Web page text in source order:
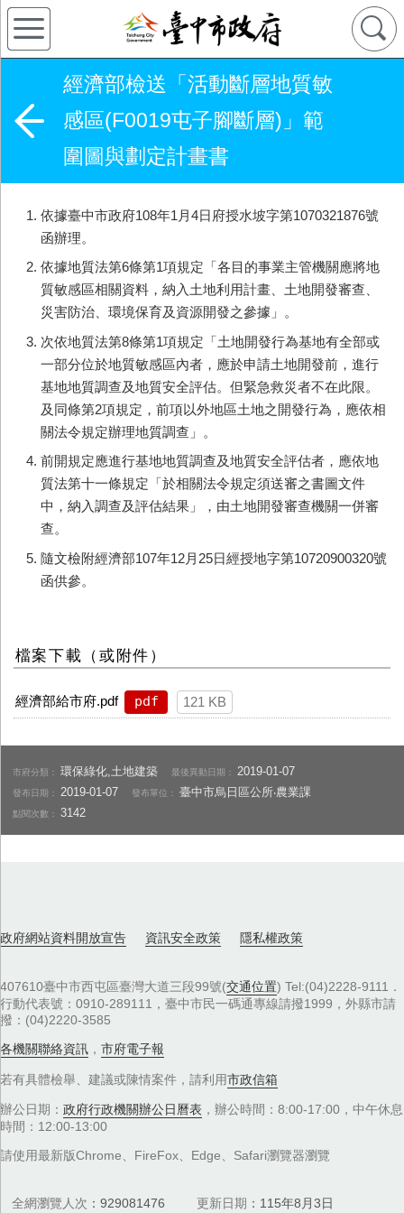
經濟部檢送「活動斷層地質敏
感區(F0019屯子腳斷層)」範
圍圖與劃定計畫書
依據臺中市政府108年1月4日府授水坡字第1070321876號
函辦理。
依據地質法第6條第1項規定「各目的事業主管機關應將地
質敏感區相關資料，納入土地利用計畫、土地開發審查、
災害防治、環境保育及資源開發之參據」。
次依地質法第8條第1項規定「土地開發行為基地有全部或
一部分位於地質敏感區內者，應於申請土地開發前，進行
基地地質調查及地質安全評估。但緊急救災者不在此限。
及同條第2項規定，前項以外地區土地之開發行為，應依相
關法令規定辦理地質調查」。
前開規定應進行基地地質調查及地質安全評估者，應依地
質法第十一條規定「於相關法令規定須送審之書圖文件
中，納入調查及評估結果」，由土地開發審查機關一併審
查。
隨文檢附經濟部107年12月25日經授地字第10720900320號
函供參。
檔案下載（或附件）
經濟部給市府.pdf pdf 121 KB
市府分類：環保綠化,土地建築 最後異動日期： 2019-01-07
發布日期： 2019-01-07 發布單位：臺中市烏日區公所‧農業課
點閱次數：3142
政府網站資料開放宣告 資訊安全政策 隱私權政策
407610臺中市西屯區臺灣大道三段99號(交通位置) Tel:(04)2228-9111．
行動代表號：0910-289111，臺中市民一碼通專線請撥1999，外縣市請
撥：(04)2220-3585
各機關聯絡資訊 ， 市府電子報
若有具體檢舉、建議或陳情案件，請利用市政信箱
辦公日期： 政府行政機關辦公日曆表 ，辦公時間：8:00-17:00，中午休息
時間：12:00-13:00
請使用最新版Chrome、FireFox、Edge、Safari瀏覽器瀏覽
全網瀏覽人次 929081476 更新日期 115年8月3日